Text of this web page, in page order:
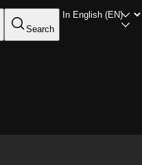
Search